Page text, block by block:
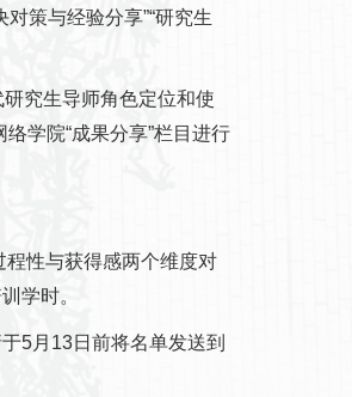
策与经验分享”“研究生
究生导师角色定位和使
学院“成果分享”栏目进行
程性与获得感两个维度对
学时。
5月13日前将名单发送到